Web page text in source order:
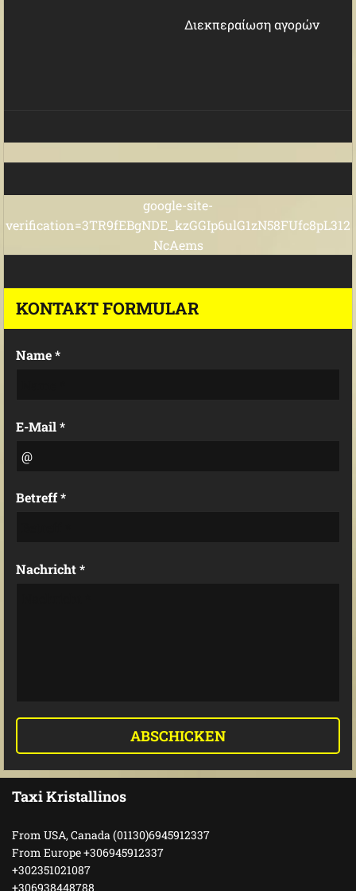
Διεκπεραίωση αγορών
google-site-
verification=3TR9fEBgNDE_kzGGIp6ulG1zN58FUfc8pL312
NcAems
KONTAKT FORMULAR
Name *
E-Mail *
Betreff *
Nachricht *
Taxi Kristallinos
From USA, Canada (01130)6945912337
From Europe +306945912337
+302351021087
+306938448788